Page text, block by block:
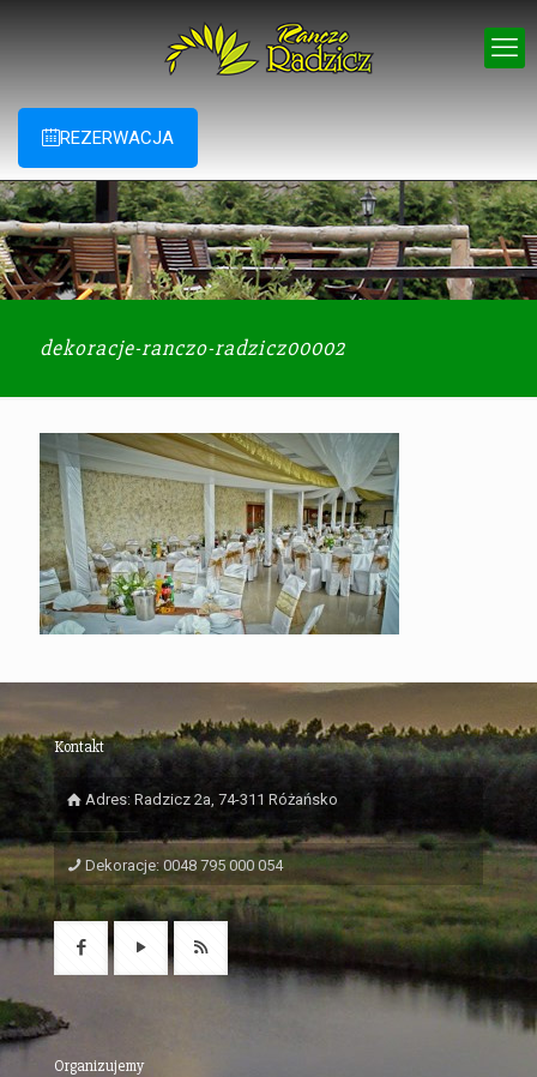
REZERWACJA
dekoracje-ranczo-radzicz00002
Kontakt
Adres: Radzicz 2a, 74-311 Różańsko
Dekoracje: 0048 795 000 054
Organizujemy